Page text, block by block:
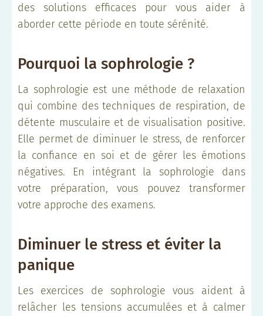
des solutions efficaces pour vous aider à
aborder cette période en toute sérénité.
Pourquoi la sophrologie ?
La sophrologie est une méthode de relaxation
qui combine des techniques de respiration, de
détente musculaire et de visualisation positive.
Elle permet de diminuer le stress, de renforcer
la confiance en soi et de gérer les émotions
négatives. En intégrant la sophrologie dans
votre préparation, vous pouvez transformer
votre approche des examens.
Diminuer le stress et éviter la
panique
Les exercices de sophrologie vous aident à
relâcher les tensions accumulées et à calmer